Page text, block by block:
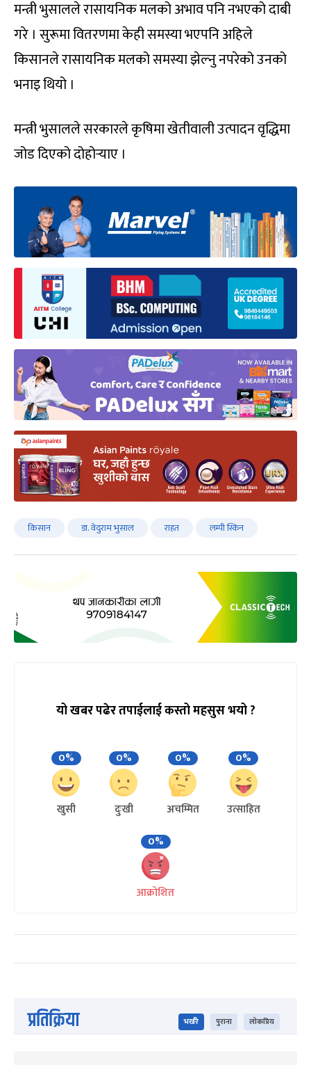
मन्त्री भुसालले रासायनिक मलको अभाव पनि नभएको दाबी
गरे । सुरूमा वितरणमा केही समस्या भएपनि अहिले
किसानले रासायनिक मलको समस्या झेल्नु नपरेको उनको
भनाइ थियो ।
मन्त्री भुसालले सरकारले कृषिमा खेतीवाली उत्पादन वृद्धिमा
जोड दिएको दोहोर्‍याए ।
किसान डा. वेदुराम भुसाल राहत लम्पी स्किन
यो खबर पढेर तपाईलाई कस्तो महसुस भयो ?
0%
खुसी
0%
दुःखी
0%
अचम्मित
0%
उत्साहित
0%
आक्रोशित
प्रतिक्रिया भर्खरै पुराना लोकप्रिय